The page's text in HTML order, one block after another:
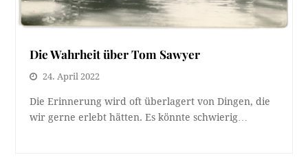
Die Wahrheit über Tom Sawyer
24. April 2022
Die Erinnerung wird oft überlagert von Dingen, die
wir gerne erlebt hätten. Es könnte schwierig…